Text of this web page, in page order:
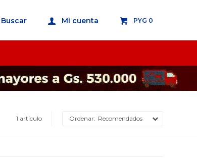
PYG 0
1 artículo Recomendados